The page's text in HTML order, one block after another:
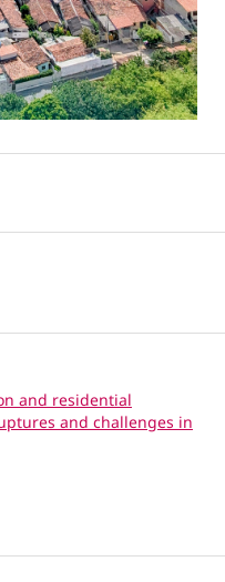
and residential
and challenges in